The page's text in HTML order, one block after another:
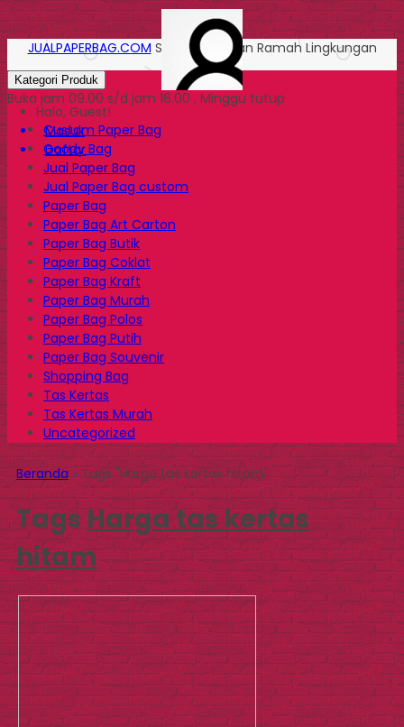
Halo, Guest!
Masuk
Daftar
JUALPAPERBAG.COM Solusi Kemasan Ramah Lingkungan
Kategori Produk
Buka jam 09.00 s/d jam 16.00 , Minggu tutup
Custom Paper Bag
Goody Bag
Jual Paper Bag
Jual Paper Bag custom
Paper Bag
Paper Bag Art Carton
Paper Bag Butik
Paper Bag Coklat
Paper Bag Kraft
Paper Bag Murah
Paper Bag Polos
Paper Bag Putih
Paper Bag Souvenir
Shopping Bag
Tas Kertas
Tas Kertas Murah
Uncategorized
Beranda»Tags "Harga tas kertas hitam"
TagsHarga tas kertas
hitam